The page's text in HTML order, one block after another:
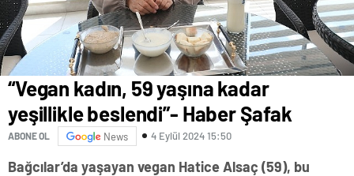
“Vegan kadın, 59 yaşına kadar
yeşillikle beslendi”- Haber Şafak
ABONE OL News 4 Eylül 2024 15:50
Bağcılar’da yaşayan vegan Hatice Alsaç (59), bu